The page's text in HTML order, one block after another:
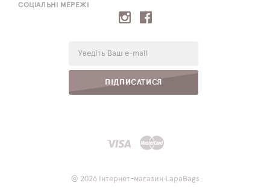
СОЦІАЛЬНІ МЕРЕЖІ
ПІДПИСАТИСЯ
© 2026 Інтернет-магазин LapaBags